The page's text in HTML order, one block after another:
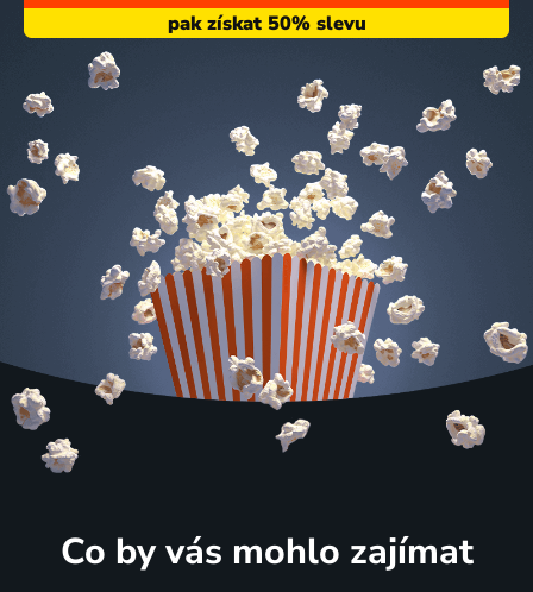
Co by vás mohlo zajímat